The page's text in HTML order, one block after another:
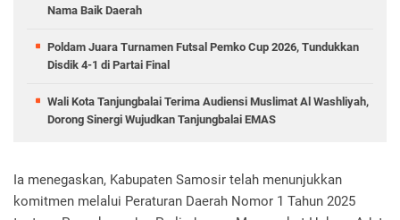
Nama Baik Daerah
Poldam Juara Turnamen Futsal Pemko Cup 2026, Tundukkan
Disdik 4-1 di Partai Final
Wali Kota Tanjungbalai Terima Audiensi Muslimat Al Washliyah,
Dorong Sinergi Wujudkan Tanjungbalai EMAS
Ia menegaskan, Kabupaten Samosir telah menunjukkan
komitmen melalui Peraturan Daerah Nomor 1 Tahun 2025